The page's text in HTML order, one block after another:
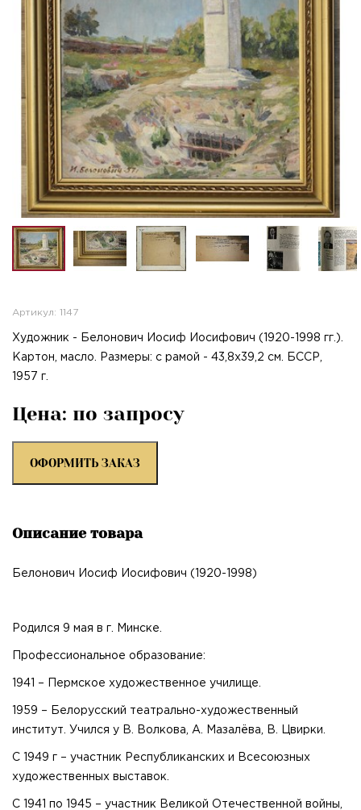
Артикул: 1147
Художник - Белонович Иосиф Иосифович (1920-1998 гг.).
Картон, масло. Размеры: с рамой - 43,8х39,2 см. БССР,
1957 г.
Цена: по запросу
ОФОРМИТЬ ЗАКАЗ
Описание товара
Белонович Иосиф Иосифович (1920-1998)
Родился 9 мая в г. Минске.
Профессиональное образование:
1941 – Пермское художественное училище.
1959 – Белорусский театрально-художественный
институт. Учился у В. Волкова, А. Мазалёва, В. Цвирки.
С 1949 г – участник Республиканских и Всесоюзных
художественных выставок.
С 1941 по 1945 – участник Великой Отечественной войны,